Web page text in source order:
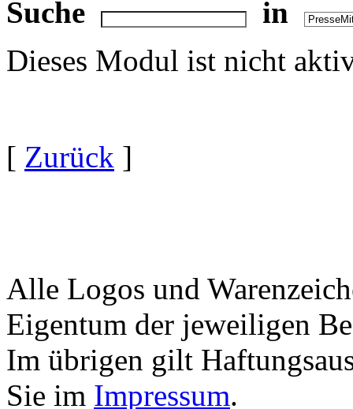
Suche
in
Dieses Modul ist nicht
[ Zurück ]
Alle Logos und
Eigentum der jeweiligen
Im übrigen gilt
Sie im Impressum.